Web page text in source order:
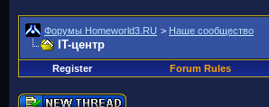
Форумы Homeworld3.RU > Наше сообщество
IT-центр
Register Forum Rules